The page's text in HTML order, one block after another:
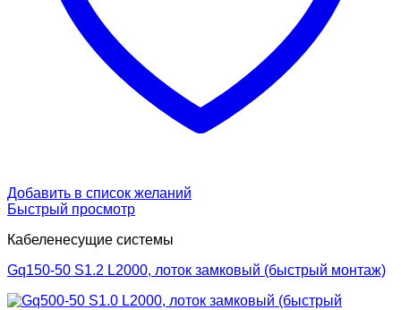
Добавить в список желаний
Быстрый просмотр
Кабеленесущие системы
Gq150-50 S1.2 L2000, лоток замковый (быстрый монтаж)